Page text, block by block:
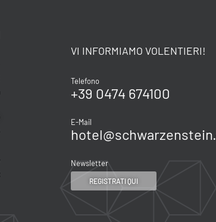
VI INFORMIAMO VOLENTIERI!
Telefono
+39 0474 674100
E-Mail
hotel@schwarzenstein.
Newsletter
REGISTRATI QUI